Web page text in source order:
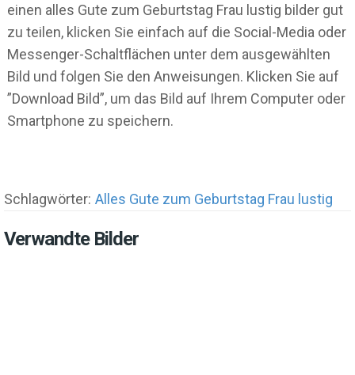
einen alles Gute zum Geburtstag Frau lustig bilder gut
zu teilen, klicken Sie einfach auf die Social-Media oder
Messenger-Schaltflächen unter dem ausgewählten
Bild und folgen Sie den Anweisungen. Klicken Sie auf
”Download Bild”, um das Bild auf Ihrem Computer oder
Smartphone zu speichern.
Schlagwörter: Alles Gute zum Geburtstag Frau lustig
Verwandte Bilder